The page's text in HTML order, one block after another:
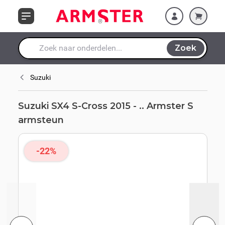
Waar ben je naar op zoek?
Zoek
Suzuki
Suzuki SX4 S-Cross 2015 - .. Armster S
armsteun
-22%